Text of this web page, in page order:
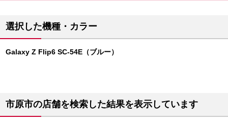
選択した機種・カラー
Galaxy Z Flip6 SC-54E（ブルー）
市原市の店舗を検索した結果を表示しています